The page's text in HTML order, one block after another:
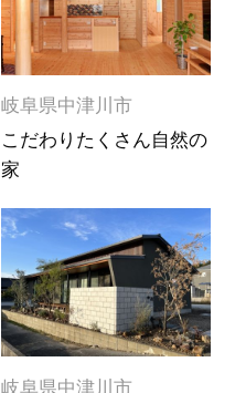
岐阜県中津川市
こだわりたくさん自然の
家
岐阜県中津川市